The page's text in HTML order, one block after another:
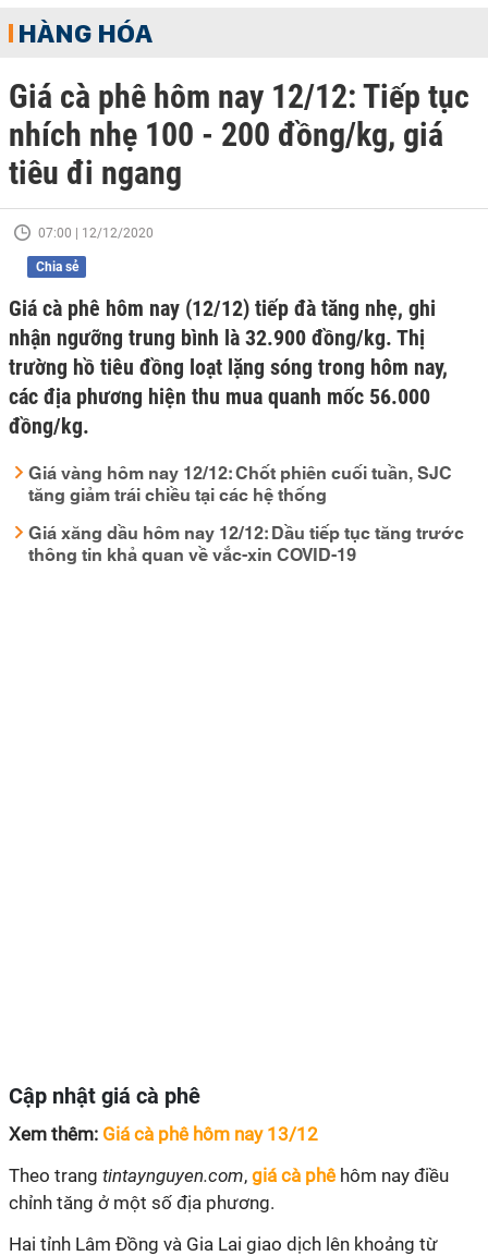
HÀNG HÓA
Giá cà phê hôm nay 12/12: Tiếp tục
nhích nhẹ 100 - 200 đồng/kg, giá
tiêu đi ngang
07:00 | 12/12/2020
Chia sẻ
Giá cà phê hôm nay (12/12) tiếp đà tăng nhẹ, ghi
nhận ngưỡng trung bình là 32.900 đồng/kg. Thị
trường hồ tiêu đồng loạt lặng sóng trong hôm nay,
các địa phương hiện thu mua quanh mốc 56.000
đồng/kg.
Giá vàng hôm nay 12/12: Chốt phiên cuối tuần, SJC
tăng giảm trái chiều tại các hệ thống
Giá xăng dầu hôm nay 12/12: Dầu tiếp tục tăng trước
thông tin khả quan về vắc-xin COVID-19
Cập nhật giá cà phê
Xem thêm: Giá cà phê hôm nay 13/12
Theo trang tintaynguyen.com, giá cà phê hôm nay điều
chỉnh tăng ở một số địa phương.
Hai tỉnh Lâm Đồng và Gia Lai giao dịch lên khoảng từ